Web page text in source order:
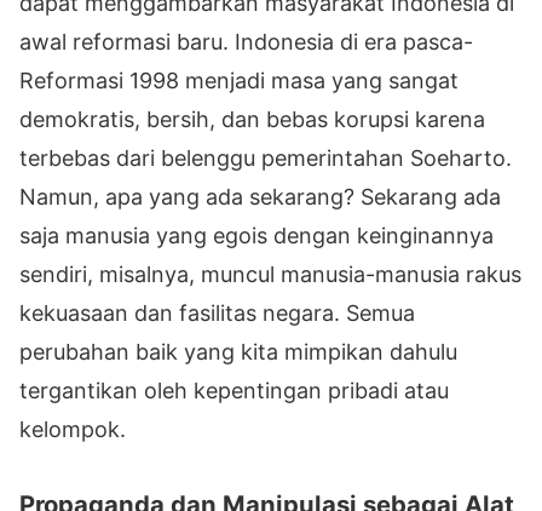
awal reformasi baru. Indonesia di era pasca-
Reformasi 1998 menjadi masa yang sangat
demokratis, bersih, dan bebas korupsi karena
terbebas dari belenggu pemerintahan Soeharto.
Namun, apa yang ada sekarang? Sekarang ada
saja manusia yang egois dengan keinginannya
sendiri, misalnya, muncul manusia-manusia rakus
kekuasaan dan fasilitas negara. Semua
perubahan baik yang kita mimpikan dahulu
tergantikan oleh kepentingan pribadi atau
kelompok.
Propaganda dan Manipulasi sebagai Alat